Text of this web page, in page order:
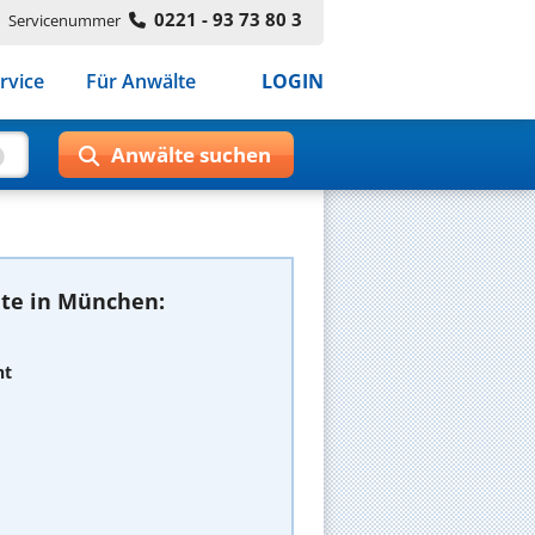
Servicenummer 0221 - 93 73 80 3
Für Anwälte LOGIN
in München: